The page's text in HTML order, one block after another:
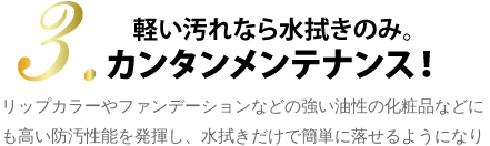
リップカラーやファンデーションなどの強い油性の化粧品などに
も高い防汚性能を発揮し、水拭きだけで簡単に落せるようになり